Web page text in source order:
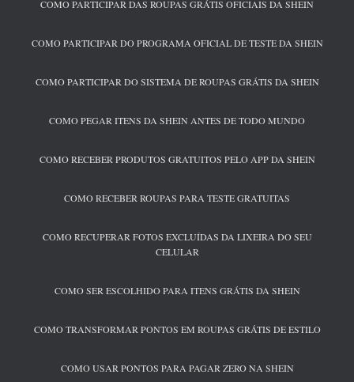
COMO PARTICIPAR DAS ROUPAS GRÁTIS OFICIAIS DA SHEIN
COMO PARTICIPAR DO PROGRAMA OFICIAL DE TESTE DA SHEIN
COMO PARTICIPAR DO SISTEMA DE ROUPAS GRÁTIS DA SHEIN
COMO PEGAR ITENS DA SHEIN ANTES DE TODO MUNDO
COMO RECEBER PRODUTOS GRATUITOS PELO APP DA SHEIN
COMO RECEBER ROUPAS PARA TESTE GRATUITAS
COMO RECUPERAR FOTOS EXCLUÍDAS DA LIXEIRA DO SEU
CELULAR
COMO SER ESCOLHIDO PARA ITENS GRÁTIS DA SHEIN
COMO TRANSFORMAR PONTOS EM ROUPAS GRÁTIS DE ESTILO
COMO USAR PONTOS PARA PAGAR ZERO NA SHEIN